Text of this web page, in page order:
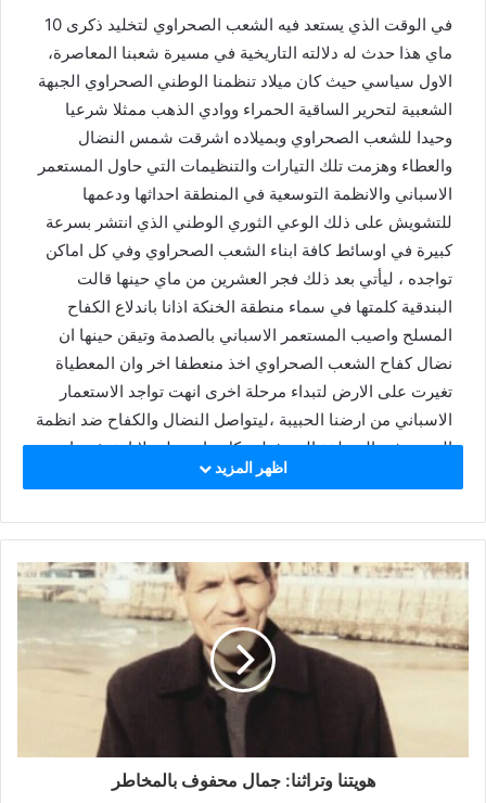
n
d
a
n
e
l
في الوقت الذي يستعد فيه الشعب الصحراوي لتخليد ذكرى 10
ماي هذا حدث له دلالته التاريخية في مسيرة شعبنا المعاصرة،
الاول سياسي حيث كان ميلاد تنظمنا الوطني الصحراوي الجبهة
الشعبية لتحرير الساقية الحمراء ووادي الذهب ممثلا شرعيا
وحيدا للشعب الصحراوي وبميلاده اشرقت شمس النضال
والعطاء وهزمت تلك التيارات والتنظيمات التي حاول المستعمر
الاسباني والانظمة التوسعية في المنطقة احداثها ودعمها
للتشويش على ذلك الوعي الثوري الوطني الذي انتشر بسرعة
كبيرة في اوسائط كافة ابناء الشعب الصحراوي وفي كل اماكن
تواجده ، ليأتي بعد ذلك فجر العشرين من ماي حينها قالت
البندقية كلمتها في سماء منطقة الخنكة اذانا باندلاع الكفاح
المسلح واصيب المستعمر الاسباني بالصدمة وتيقن حينها ان
نضال كفاح الشعب الصحراوي اخذ منعطفا اخر وان المعطياة
تغيرت على الارض لتبداء مرحلة اخرى انهت تواجد الاستعمار
الاسباني من ارضنا الحبيبة ،ليتواصل النضال والكفاح ضد انظمة
التوسع في المنطقة التي فعلت كل ماتستطيع لابادة شعبنا
والتنكيل بيه وفشلت وما صمود ومقاومة شعبنا لاكثر من خمسة
اشبيلية ويلبا نجدد :
اولا : التشبث الدائم والمستمر باهداف وبرنامج الجبهة الشعبية
لتحرير الساقية الحمراء ووادي الذهب والعمل بها والدفاع عنها
الى غاية الاستقلال الوطني واقامة الدولة الصحراوية على كامل
تراب الساقية الحمراء ووادي الذهب .
ثانيا : تجديد العهد والوفاء امام الله والوطن للبقاء ثابتين سائرين
في ذلك الطريق الذي عبدته دماء شهدائنا الابرار وتضحيات
اظهر المزيد
هويتنا وتراثنا: جمال محفوف بالمخاطر